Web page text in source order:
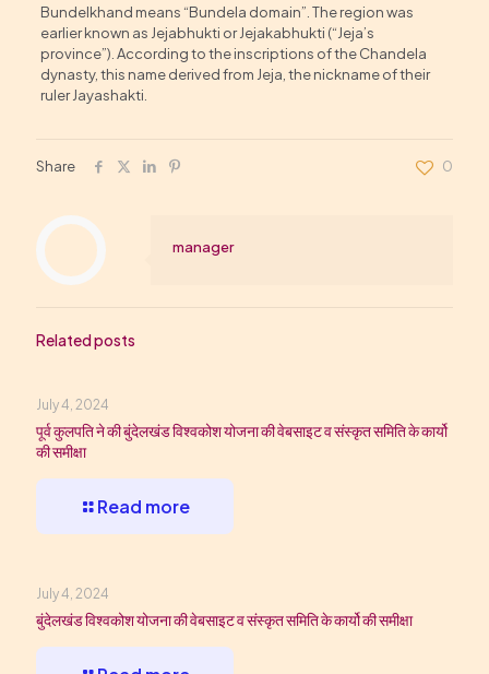
Bundelkhand means “Bundela domain”. The region was
earlier known as Jejabhukti or Jejakabhukti (“Jeja’s
province”). According to the inscriptions of the Chandela
dynasty, this name derived from Jeja, the nickname of their
ruler Jayashakti.
Share 0
manager
Related posts
July 4, 2024
पूर्व कुलपति ने की बुंदेलखंड विश्वकोश योजना की वेबसाइट व संस्कृत समिति के कार्यो
की समीक्षा
Read more
July 4, 2024
बुंदेलखंड विश्वकोश योजना की वेबसाइट व संस्कृत समिति के कार्यो की समीक्षा